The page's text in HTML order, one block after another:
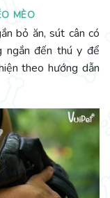
MÈO
bỏ ăn, sút cân có
ngắn đến thú y để
theo hướng dẫn